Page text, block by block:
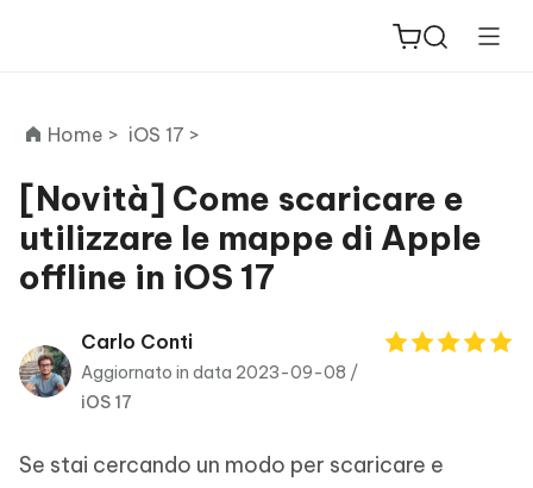
ReiBoot
for iOS
PDNob
PDF
Editor
New
iAnyGo
Home > iOS 17 >
[Novità] Come scaricare e
utilizzare le mappe di Apple
offline in iOS 17
Carlo Conti
Aggiornato in data 2023-09-08 /
iOS 17
Se stai cercando un modo per scaricare e